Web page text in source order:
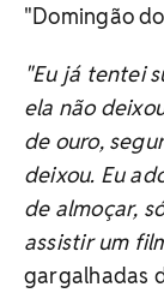
"Domingão
"Eu já tentei
ela não
de ouro,
deixou. Eu
de almoçar,
assistir um
gargalhadas